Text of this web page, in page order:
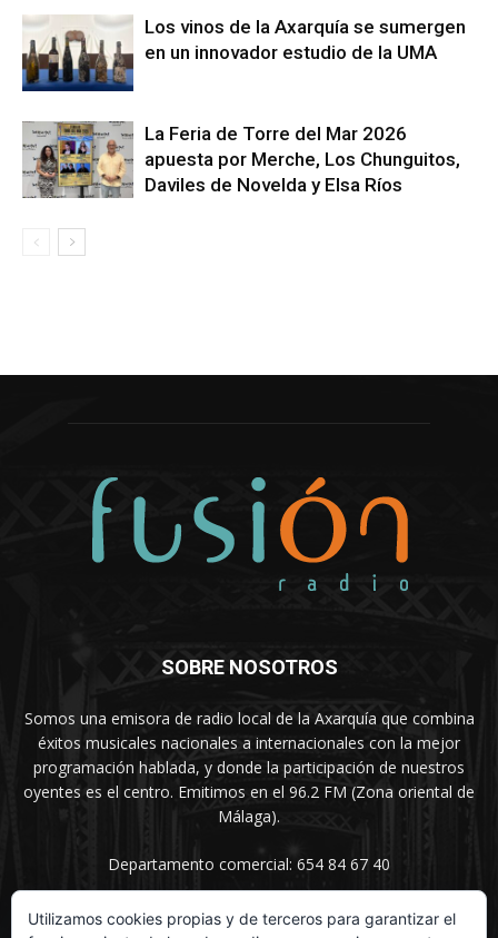
Los vinos de la Axarquía se sumergen
en un innovador estudio de la UMA
La Feria de Torre del Mar 2026
apuesta por Merche, Los Chunguitos,
Daviles de Novelda y Elsa Ríos
SOBRE NOSOTROS
Somos una emisora de radio local de la Axarquía que combina
éxitos musicales nacionales a internacionales con la mejor
programación hablada, y donde la participación de nuestros
oyentes es el centro. Emitimos en el 96.2 FM (Zona oriental de
Málaga).
Departamento comercial: 654 84 67 40
Utilizamos cookies propias y de terceros para garantizar el